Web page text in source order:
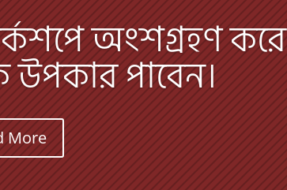
অংশগ্রহণ করে
উপকার পাবেন।
More